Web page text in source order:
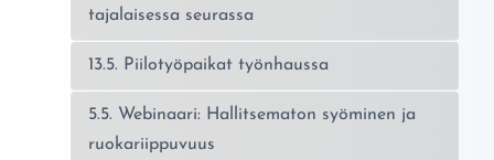
tajalaisessa seurassa
13.5. Piilotyöpaikat työnhaussa
5.5. Webinaari: Hallitsematon syöminen ja
ruokariippuvuus